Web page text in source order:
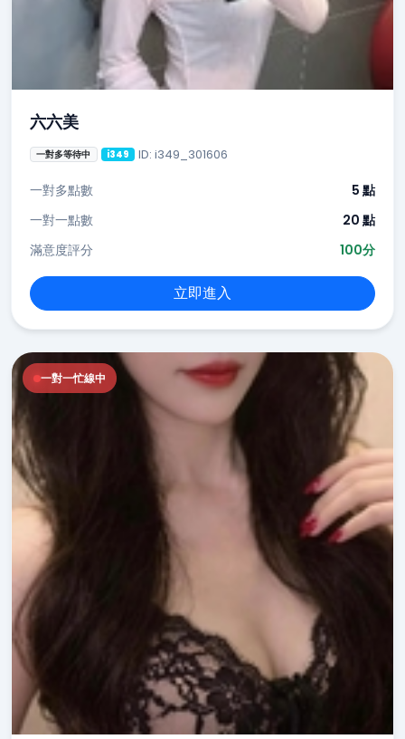
六六美
一對多等待中 i349 ID: i349_301606
一對多點數
5 點
一對一點數
20 點
滿意度評分
100分
立即進入
一對一忙線中